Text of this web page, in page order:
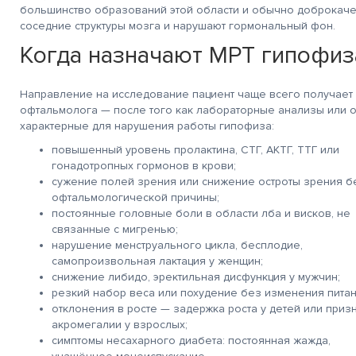
за
Марии и
лаборанта
Благодарю Гришину О.Н и
за
добродушное, человеческое
Смог преодолеть для
себя еще одну ступень
страха. Здоровья всем,
счастья, успехов в
работе. Спасибо.
Действительно
профессионально
и очень человечно,
Особенно Федотову
врач от Всевышнего!
большинство образований этой области и обычно
соседние структуры мозга и нарушают гормональный фон.
Когда назначают МРТ
Направление на исследование пациент чаще всего
офтальмолога — после того как лабораторные анализы или
характерные для нарушения работы гипофиза:
повышенный уровень пролактина, СТГ, АКТГ, ТТГ или
гонадотропных гормонов в крови;
сужение полей зрения или снижение остроты зрения
офтальмологической причины;
постоянные головные боли в области лба и висков, не
связанные с мигренью;
нарушение менструального цикла, бесплодие,
самопроизвольная лактация у женщин;
снижение либидо, эректильная дисфункция у мужчин;
резкий набор веса или похудение без изменения
отклонения в росте — задержка роста у детей или
акромегалии у взрослых;
симптомы несахарного диабета: постоянная жажда,